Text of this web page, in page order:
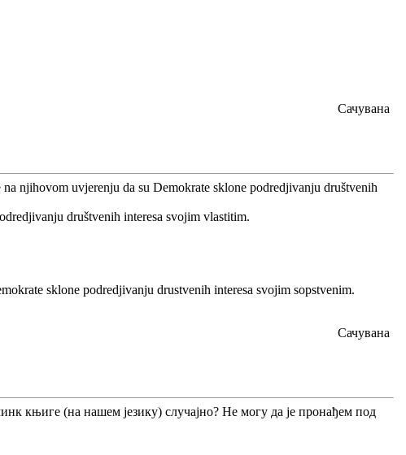
Сачувана
njihovom uvjerenju da su Demokrate sklone podredjivanju društvenih
društvenih interesa svojim vlastitim.
sklone podredjivanju drustvenih interesa svojim sopstvenim.
Сачувана
књиге (на нашем језику) случајно? Не могу да је пронађем под